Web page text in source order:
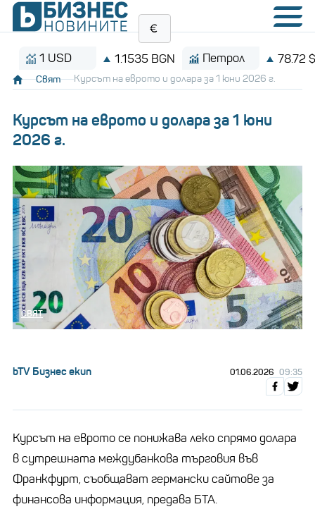
1 USD 1.1535 BGN Петрол 78.72 $/
Свят Курсът на еврото и долара за 1 юни 2026 г.
Курсът на еврото и долара за 1 юни
2026 г.
СВЯТ
bTV Бизнес екип 01.06.2026 09:35
Курсът на еврото се понижава леко спрямо долара
в сутрешната междубанкова търговия във
Франкфурт, съобщават германски сайтове за
финансова информация, предава БТА.